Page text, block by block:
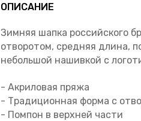
ОПИСАНИЕ
Зимняя шапка российского
отворотом, средняя длина,
небольшой нашивкой с
- Акриловая пряжа
- Традиционная форма с
- Помпон в верхней части